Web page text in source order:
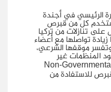
الرئيسي في أجندة
كل من قبرص
تنازلات من تركيا
تواصلها مع أعضاء
وتفسر موقفها الشرعي،
المنظمات غير
Non-
للاستفادة من